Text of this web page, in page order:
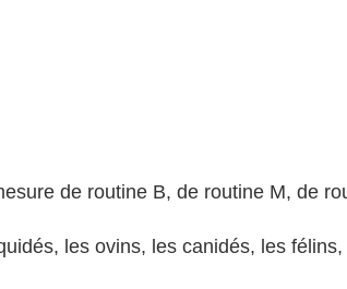
de routine B, de routine M, de
les ovins, les canidés, les